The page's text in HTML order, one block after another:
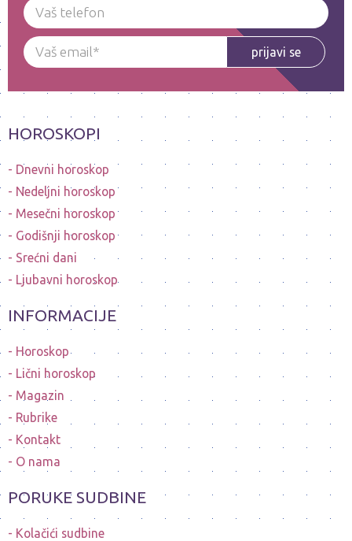
prijavi se
HOROSKOPI
Dnevni horoskop
Nedeljni horoskop
Mesečni horoskop
Godišnji horoskop
Srećni dani
Ljubavni horoskop
INFORMACIJE
Horoskop
Lični horoskop
Magazin
Rubrike
Kontakt
O nama
PORUKE SUDBINE
Kolačići sudbine